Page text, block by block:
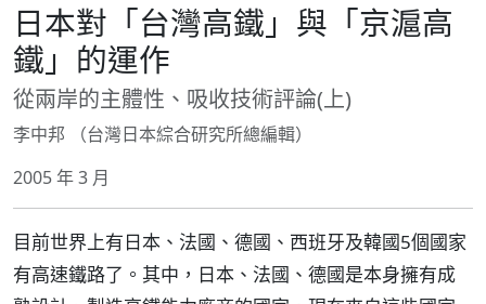
日本對「台灣高鐵」與「京滬高
鐵」的運作
從兩岸的主體性、吸收技術評論(上)
李中邦 （台灣日本綜合研究所總編輯）
2005 年 3 月
目前世界上有日本、法國、德國、西班牙及韓國5個國家
有高速鐵路了。其中，日本、法國、德國是本身擁有成